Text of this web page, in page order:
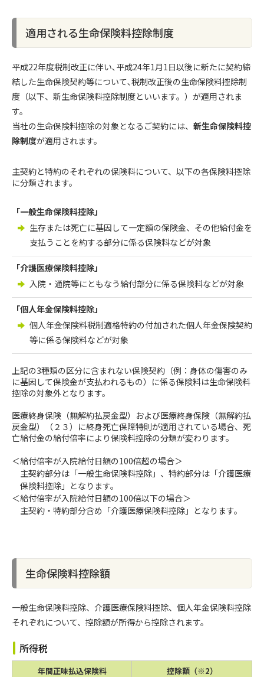
適用される生命保険料控除制度
平成22年度税制改正に伴い､平成24年1月1日以後に新たに契約締
結した生命保険契約等について､税制改正後の生命保険料控除制
度（以下、新生命保険料控除制度といいます。）が適用されま
す。
当社の生命保険料控除の対象となるご契約には、 新生命保険料控
除制度が適用されます。
主契約と特約のそれぞれの保険料について、以下の各保険料控除
に分類されます。
「一般生命保険料控除」
生存または死亡に基因して一定額の保険金、その他給付金を
支払うことを約する部分に係る保険料などが対象
「介護医療保険料控除」
入院・通院等にともなう給付部分に係る保険料などが対象
「個人年金保険料控除」
個人年金保険料税制適格特約の付加された個人年金保険契約
等に係る保険料などが対象
上記の3種類の区分に含まれない保険契約（例：身体の傷害のみ
に基因して保険金が支払われるもの）に係る保険料は生命保険料
控除の対象外となります。
医療終身保険（無解約払戻金型）および医療終身保険（無解約払
戻金型）（２３）に終身死亡保障特則が適用されている場合、死
亡給付金の給付倍率により保険料控除の分類が変わります。
＜給付倍率が入院給付日額の100倍超の場合＞
主契約部分は「一般生命保険料控除」、特約部分は「介護医療
保険料控除」となります。
＜給付倍率が入院給付日額の100倍以下の場合＞
主契約・特約部分含め「介護医療保険料控除」となります。
生命保険料控除額
一般生命保険料控除、介護医療保険料控除、個人年金保険料控除
それぞれについて、控除額が所得から控除されます。
所得税
年間正味払込保険料
控除額（※2）